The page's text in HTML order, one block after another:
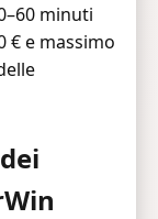
minuti
€ e massimo